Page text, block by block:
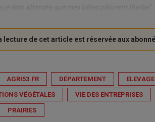
AGRI53.FR DÉPARTEMENT ELEVAGE
VÉGÉTALES VIE DES ENTREPRISES
PRAIRIES